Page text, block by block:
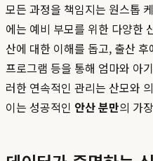
모든 과정을 책임지는 원스톱
에는 예비 부모를 위한 다양한
산에 대한 이해를 돕고, 출산
프로그램 등을 통해 엄마와 아
러한 연속적인 관리는 산모와
이는 성공적인 안산 분만의 가